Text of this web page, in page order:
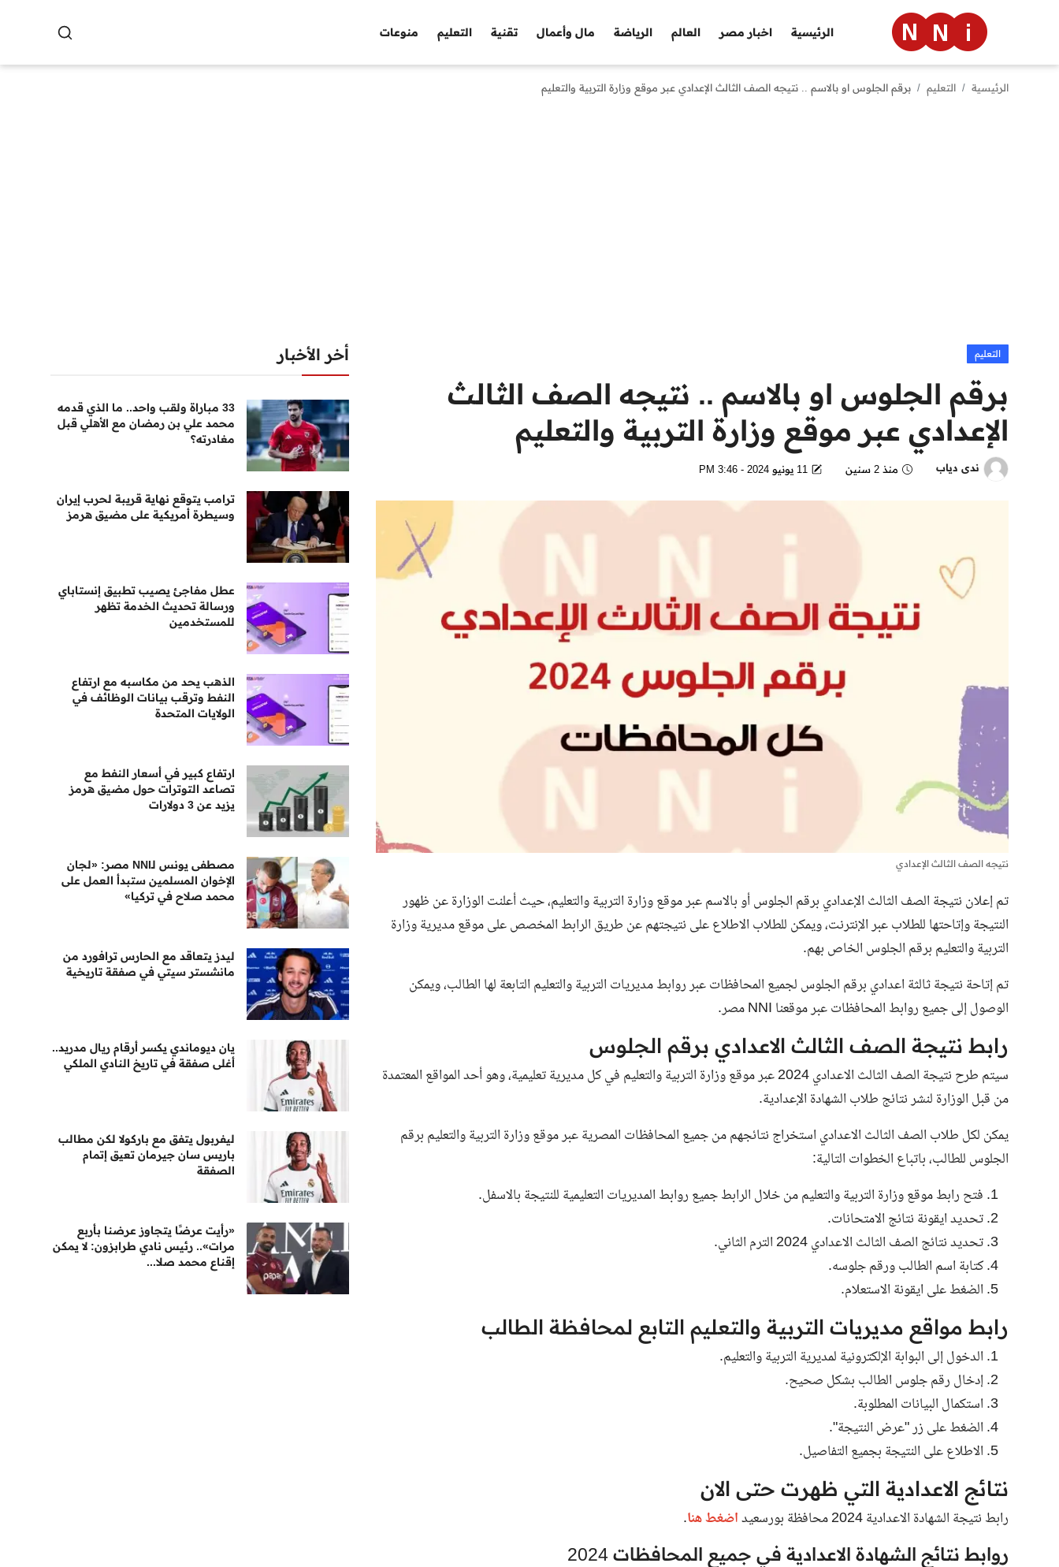
الرئيسية اخبار مصر العالم الرياضة مال وأعمال تقنية التعليم منوعات
منوعات
الرئيسية التعليم برقم الجلوس او بالاسم .. نتيجه الصف الثالث الإعدادي عبر موقع وزارة التربية والتعليم
التعليم
برقم الجلوس او بالاسم .. نتيجه الصف الثالث
الإعدادي عبر موقع وزارة التربية والتعليم
ندى دياب منذ 2 سنين 11 يونيو 2024 - 3:46 PM
نتيجه الصف الثالث الإعدادي
تم إعلان نتيجة الصف الثالث الإعدادي برقم الجلوس أو بالاسم عبر موقع وزارة التربية والتعليم، حيث أعلنت الوزارة عن ظهور
النتيجة وإتاحتها للطلاب عبر الإنترنت، ويمكن للطلاب الاطلاع على نتيجتهم عن طريق الرابط المخصص على موقع مديرية وزارة
التربية والتعليم برقم الجلوس الخاص بهم.
تم إتاحة نتيجة ثالثة اعدادي برقم الجلوس لجميع المحافظات عبر روابط مديريات التربية والتعليم التابعة لها الطالب، ويمكن
الوصول إلى جميع روابط المحافظات عبر موقعنا NNI مصر.
رابط نتيجة الصف الثالث الاعدادي برقم الجلوس
سيتم طرح نتيجة الصف الثالث الاعدادي 2024 عبر موقع وزارة التربية والتعليم في كل مديرية تعليمية، وهو أحد المواقع المعتمدة
من قبل الوزارة لنشر نتائج طلاب الشهادة الإعدادية.
يمكن لكل طلاب الصف الثالث الاعدادي استخراج نتائجهم من جميع المحافظات المصرية عبر موقع وزارة التربية والتعليم برقم
الجلوس للطالب، باتباع الخطوات التالية:
فتح رابط موقع وزارة التربية والتعليم من خلال الرابطجميع روابط المديريات التعليمية للنتيجة بالاسفل.
تحديد ايقونة نتائج الامتحانات.
تحديد نتائج الصف الثالث الاعدادي 2024 الترم الثاني.
كتابة اسم الطالب ورقم جلوسه.
الضغط على ايقونة الاستعلام.
رابط مواقع مديريات التربية والتعليم التابع لمحافظة الطالب
الدخول إلى البوابة الإلكترونية لمديرية التربية والتعليم.
إدخال رقم جلوس الطالب بشكل صحيح.
استكمال البيانات المطلوبة.
الضغط على زر "عرض النتيجة".
الاطلاع على النتيجة بجميع التفاصيل.
نتائج الاعدادية التي ظهرت حتى الان
رابط نتيجة الشهادة الاعدادية 2024 محافظة بورسعيد اضغط هنا.
روابط نتائج الشهادة الاعدادية في جميع المحافظات 2024
أخر الأخبار
33 مباراة ولقب واحد.. ما الذي قدمه
محمد علي بن رمضان مع الأهلي قبل
مغادرته؟
ترامب يتوقع نهاية قريبة لحرب إيران
وسيطرة أمريكية على مضيق هرمز
عطل مفاجئ يصيب تطبيق إنستاباي
ورسالة تحديث الخدمة تظهر
للمستخدمين
الذهب يحد من مكاسبه مع ارتفاع
النفط وترقب بيانات الوظائف في
الولايات المتحدة
ارتفاع كبير في أسعار النفط مع
تصاعد التوترات حول مضيق هرمز
يزيد عن 3 دولارات
مصطفى يونس لـNNI مصر: «لجان
الإخوان المسلمين ستبدأ العمل على
محمد صلاح في تركيا»
ليدز يتعاقد مع الحارس ترافورد من
مانشستر سيتي في صفقة تاريخية
يان ديوماندي يكسر أرقام ريال مدريد..
أغلى صفقة في تاريخ النادي الملكي
ليفربول يتفق مع باركولا لكن مطالب
باريس سان جيرمان تعيق إتمام
الصفقة
«رأيت عرضًا يتجاوز عرضنا بأربع
مرات».. رئيس نادي طرابزون: لا يمكن
إقناع محمد صلا...